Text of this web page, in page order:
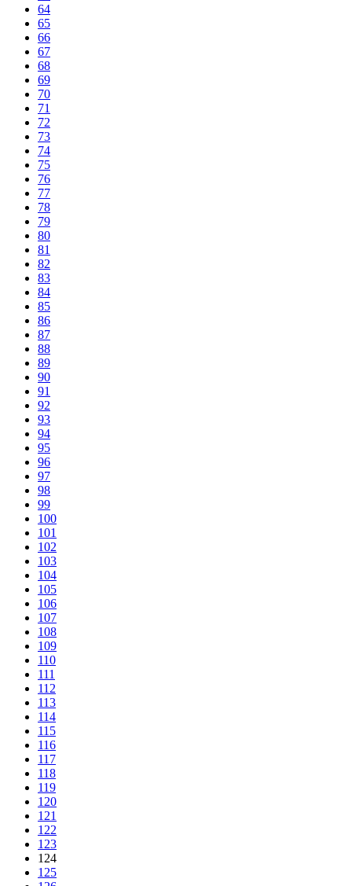
64
65
66
67
68
69
70
71
72
73
74
75
76
77
78
79
80
81
82
83
84
85
86
87
88
89
90
91
92
93
94
95
96
97
98
99
100
101
102
103
104
105
106
107
108
109
110
111
112
113
114
115
116
117
118
119
120
121
122
123
124
125